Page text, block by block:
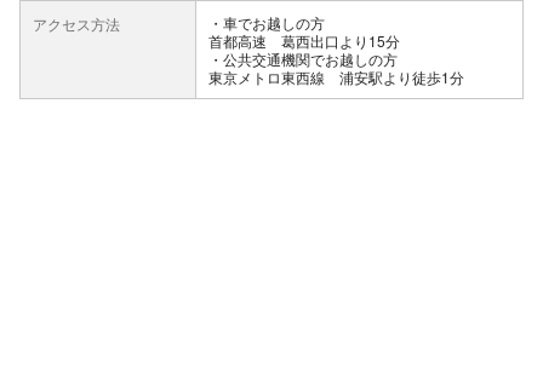
アクセス方法
車でお越しの方
首都高速 葛西出口より15分
公共交通機関でお越しの方
東京メトロ東西線 浦安駅より徒歩1分